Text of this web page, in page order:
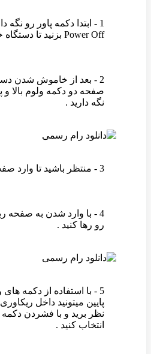
1 - ابتدا دکمه پاور رو نگه
Power Off بزنید تا دستگاه خاموش شود .
2 - بعد از خاموش شدن
صفحه دو دکمه ولوم بالا و
نگه دارید .
3 - منتظر باشید تا وارد صفحه ریکاوری بشید .
4 - با وارد شدن به صفحه
رو رها کنید .
5 - با استفاده از دکمه های
پایین میتونید داخل
نظر برید و با فشردن دکمه
انتخاب کنید .